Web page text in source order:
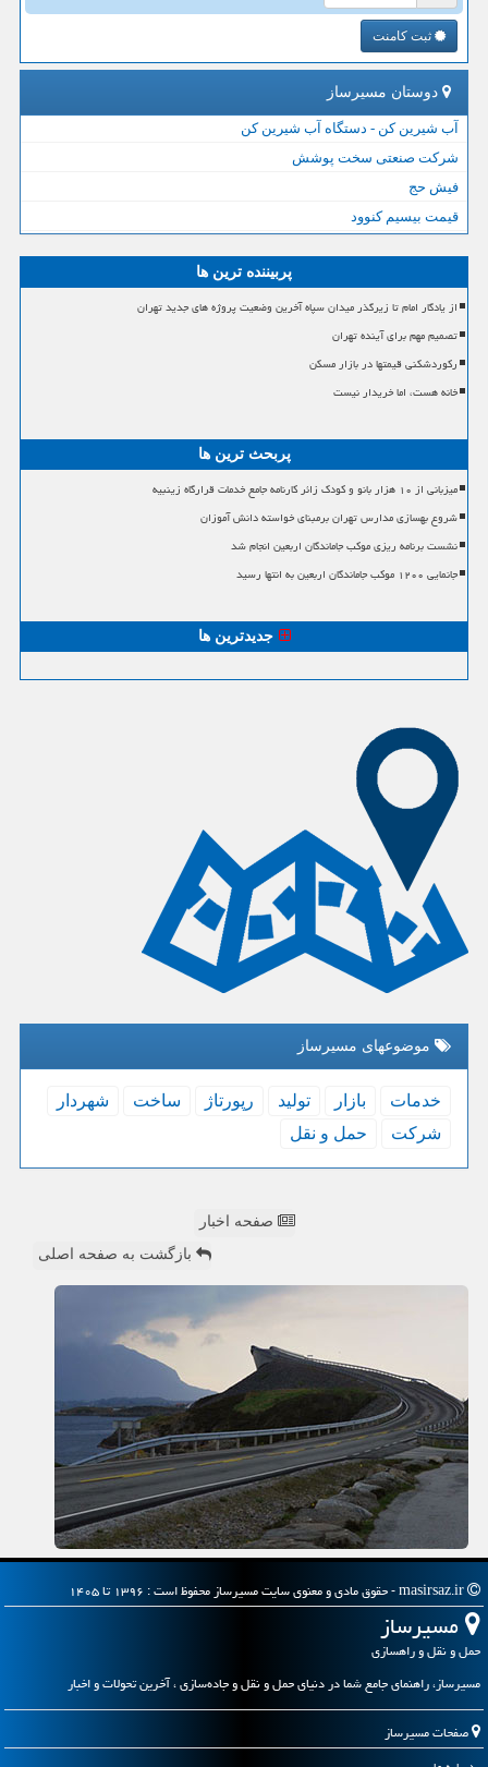
ثبت کامنت
دوستان مسیرساز
آب شیرین کن - دستگاه آب شیرین کن
شرکت صنعتی سخت پوشش
فیش حج
قیمت بیسیم کنوود
پربیننده ترین ها
از یادگار امام تا زیرگذر میدان سپاه آخرین وضعیت پروژه های جدید تهران
تصمیم مهم برای آینده تهران
رکوردشکنی قیمتها در بازار مسکن
خانه هست، اما خریدار نیست
پربحث ترین ها
میزبانی از ۱۰ هزار بانو و کودک زائر کارنامه جامع خدمات قرارگاه زینبیه
شروع بهسازی مدارس تهران برمبنای خواسته دانش آموزان
نشست برنامه ریزی موکب جاماندگان اربعین انجام شد
جانمایی ۱۲۰۰ موکب جاماندگان اربعین به انتها رسید
جدیدترین ها
موضوعهای مسیرساز
خدمات بازار تولید رپورتاژ ساخت
شهردار
شركت
حمل و نقل
صفحه اخبار
بازگشت به صفحه اصلی
مسیرساز
حمل و نقل و راهسازی
مسیرساز، راهنمای جامع شما در دنیای حمل و نقل و جاده‌سازی ، آخرین تحولات و اخبار
صفحات مسیرساز